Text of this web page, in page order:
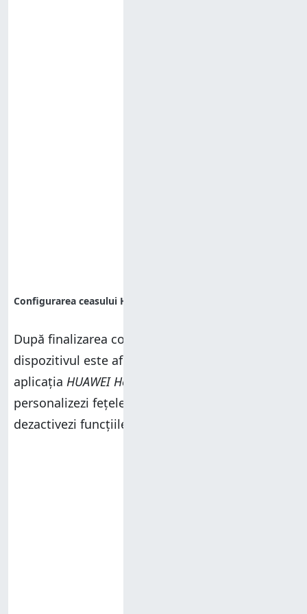
După finalizarea configurării inițiale, observi că
dispozitivul este afișat ca fiind conectat în
aplicația HUAWEI Health
personalizezi fețele de ceas și să activezi sau să
dezactivezi funcțiile disponibile.